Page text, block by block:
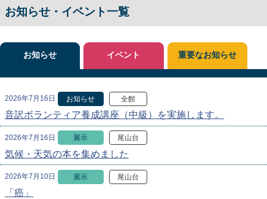
お知らせ・イベント一覧
お知らせ
2026年7月16日 お知らせ 全館
音訳ボランティア養成講座（中級）を実施します。
2026年7月16日 展示 尾山台
気候・天気の本を集めました
2026年7月10日 展示 尾山台
「癌」
イベント 重要なお知らせ